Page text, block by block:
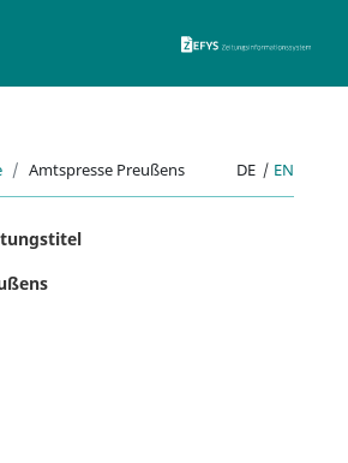
Amtspresse Preußens DE | EN